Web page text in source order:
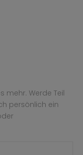
mehr. Werde Teil
persönlich ein